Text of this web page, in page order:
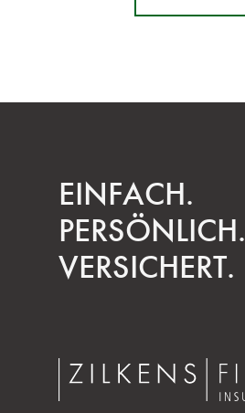
EINFACH.
PERSÖNLICH.
VERSICHERT.